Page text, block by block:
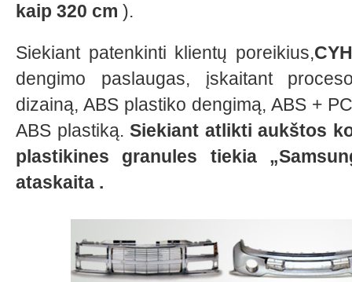
kaip 320 cm ).
Siekiant patenkinti klientų poreikius,
dengimo paslaugas, įskaitant
dizainą, ABS plastiko dengimą, ABS +
ABS plastiką.Siekiant atlikti aukštos
plastikines granules tiekia
ataskaita .